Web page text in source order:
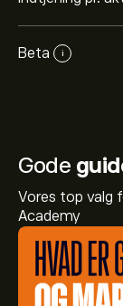
Beta i
Gode
Vores top valg
Academy